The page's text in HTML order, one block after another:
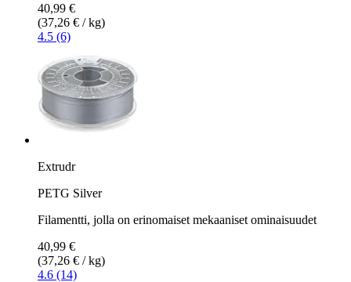
40,99 €
(37,26 € / kg)
4.5 (6)
Extrudr
PETG Silver
Filamentti, jolla on erinomaiset mekaaniset ominaisuudet
40,99 €
(37,26 € / kg)
4.6 (14)